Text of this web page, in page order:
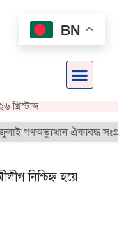
ঐক্যবদ্ধ
নিশ্চিহ্ন হয়ে
BN